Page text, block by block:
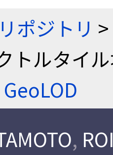
ポジトリ >
トルタイ
GeoLOD
,